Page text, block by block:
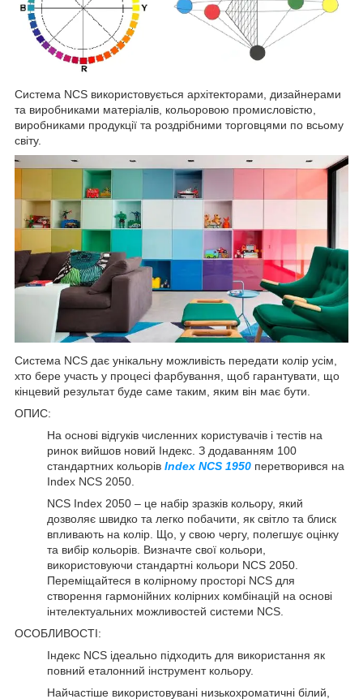
Система NCS використовується архітекторами, дизайнерами
та виробниками матеріалів, кольоровою промисловістю,
виробниками продукції та роздрібними торговцями по всьому
світу.
Система NCS дає унікальну можливість передати колір усім,
хто бере участь у процесі фарбування, щоб гарантувати, що
кінцевий результат буде саме таким, яким він має бути.
ОПИС:
На основі відгуків численних користувачів і тестів на
ринок вийшов новий Індекс. З додаванням 100
стандартних кольорів Index NCS 1950 перетворився на
Index NCS 2050.
NCS Index 2050 – це набір зразків кольору, який
дозволяє швидко та легко побачити, як світло та блиск
впливають на колір. Що, у свою чергу, полегшує оцінку
та вибір кольорів. Визначте свої кольори,
використовуючи стандартні кольори NCS 2050.
Переміщайтеся в колірному просторі NCS для
створення гармонійних колірних комбінацій на основі
інтелектуальних можливостей системи NCS.
ОСОБЛИВОСТІ:
Індекс NCS ідеально підходить для використання як
повний еталонний інструмент кольору.
Найчастіше використовувані низькохроматичні білий,